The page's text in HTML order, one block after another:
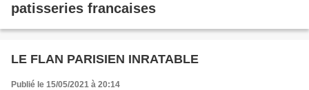
patisseries francaises
LE FLAN PARISIEN INRATABLE
Publié le 15/05/2021 à 20:14